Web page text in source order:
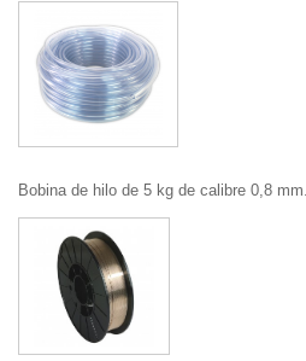
Bobina de hilo de 5 kg de calibre 0,8 mm.